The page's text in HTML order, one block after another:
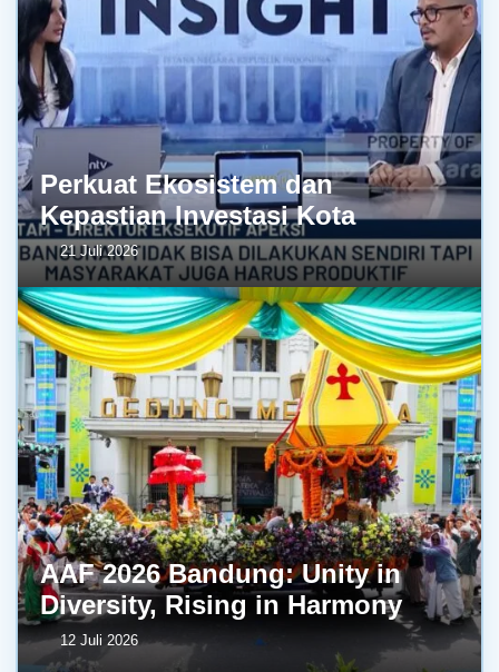
Perkuat Ekosistem dan
Kepastian Investasi Kota
21 Juli 2026
AAF 2026 Bandung: Unity in
Diversity, Rising in Harmony
12 Juli 2026